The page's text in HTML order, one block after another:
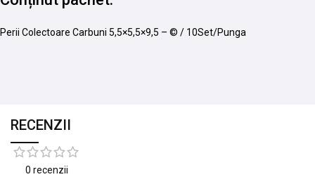
Perii Colectoare Carbuni 5,5×5,5×9,5 – © / 10Set/Punga
RECENZII
0 recenzii